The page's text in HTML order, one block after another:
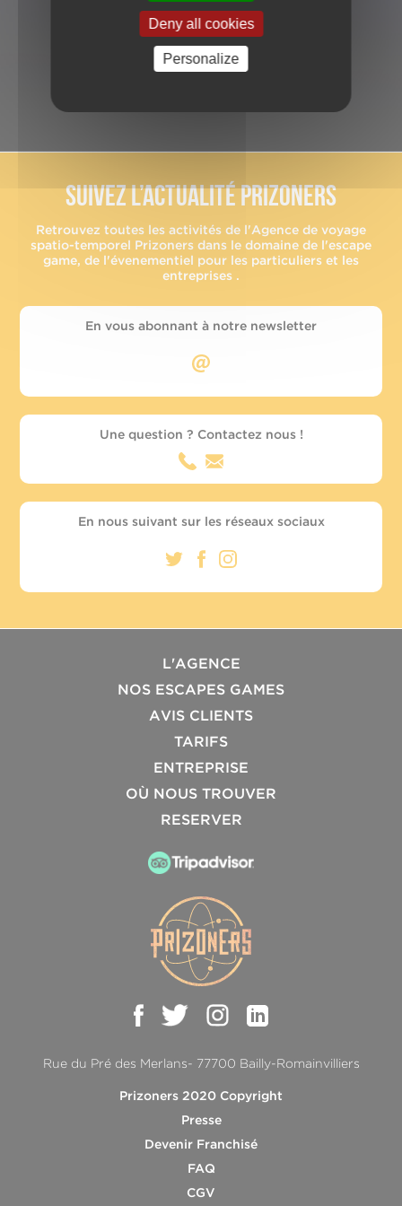
RÉSERVER
Suivez l’actualité Prizoners
Retrouvez toutes les activités de l'Agence de voyage
spatio-temporel Prizoners dans le domaine de l'escape
game, de l'évenementiel pour les particuliers et les
entreprises .
En vous abonnant à notre newsletter
Une question ? Contactez nous !
En nous suivant sur les réseaux sociaux
L'AGENCE
NOS ESCAPES GAMES
AVIS CLIENTS
TARIFS
ENTREPRISE
OÙ NOUS TROUVER
RESERVER
Rue du Pré des Merlans- 77700 Bailly-Romainvilliers
Prizoners 2020 Copyright
Presse
Devenir Franchisé
FAQ
CGV
Deny all cookies
Personalize